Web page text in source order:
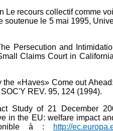
Le recours collectif comme
soutenue le 5 mai 1995,
Persecution and
Claims Court in
«Haves» Come out
REV. 95, 124 (1994).
Study of 21 December
in the EU: welfare impact
à :
http://